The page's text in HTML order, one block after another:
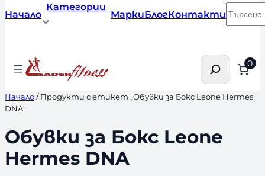
Начало
Категории
МаркиБлогКонтакти
Търсене 0
Начало/ Продукти с етикет „Обувки за Бокс Leone Hermes
DNA“
Обувки за Бокс Leone
Hermes DNA